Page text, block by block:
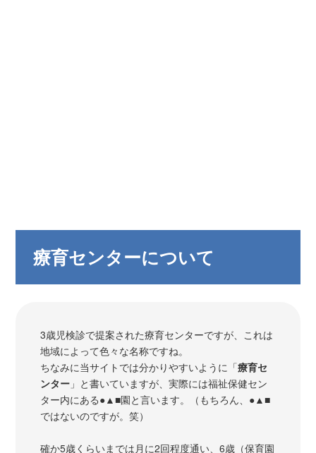
療育センターについて
3歳児検診で提案された療育センターですが、これは
地域によって色々な名称ですね。
ちなみに当サイトでは分かりやすいように「療育セ
ンター 」と書いていますが、実際には福祉保健セン
ター内にある●▲■園と言います。（もちろん、●▲■
ではないのですが。笑）
確か5歳くらいまでは月に2回程度通い、6歳（保育園